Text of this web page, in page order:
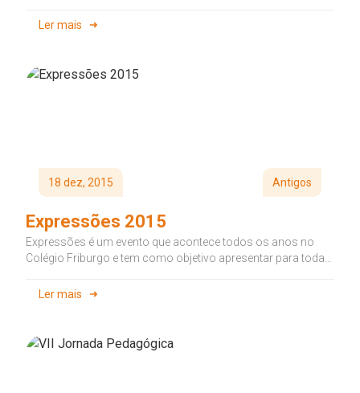
Ler mais
18 dez, 2015 Antigos
Expressões 2015
Expressões é um evento que acontece todos os anos no
Colégio Friburgo e tem como objetivo apresentar para toda
Ler mais